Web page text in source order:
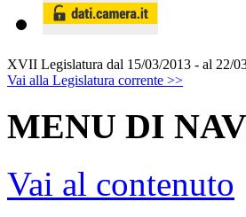
XVII Legislatura dal 15/03/2013 - al 22/
Vai alla Legislatura corrente >>
MENU DI
Vai al contenuto